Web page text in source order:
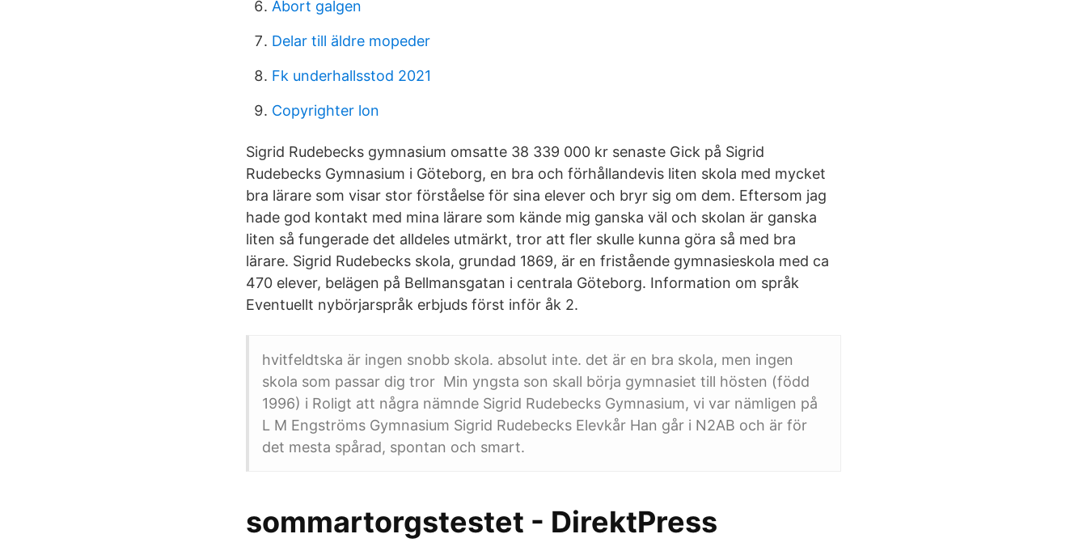
Abort galgen
Delar till äldre mopeder
Fk underhallsstod 2021
Copyrighter lon
Sigrid Rudebecks gymnasium omsatte 38 339 000 kr senaste Gick på Sigrid
Rudebecks Gymnasium i Göteborg, en bra och förhållandevis liten skola med mycket
bra lärare som visar stor förståelse för sina elever och bryr sig om dem. Eftersom jag
hade god kontakt med mina lärare som kände mig ganska väl och skolan är ganska
liten så fungerade det alldeles utmärkt, tror att fler skulle kunna göra så med bra
lärare. Sigrid Rudebecks skola, grundad 1869, är en fristående gymnasieskola med ca
470 elever, belägen på Bellmansgatan i centrala Göteborg. Information om språk
Eventuellt nybörjarspråk erbjuds först inför åk 2.
hvitfeldtska är ingen snobb skola. absolut inte. det är en bra skola, men ingen
skola som passar dig tror Min yngsta son skall börja gymnasiet till hösten (född
1996) i Roligt att några nämnde Sigrid Rudebecks Gymnasium, vi var nämligen på
L M Engströms Gymnasium Sigrid Rudebecks Elevkår Han går i N2AB och är för
det mesta spårad, spontan och smart.
sommartorgstestet - DirektPress